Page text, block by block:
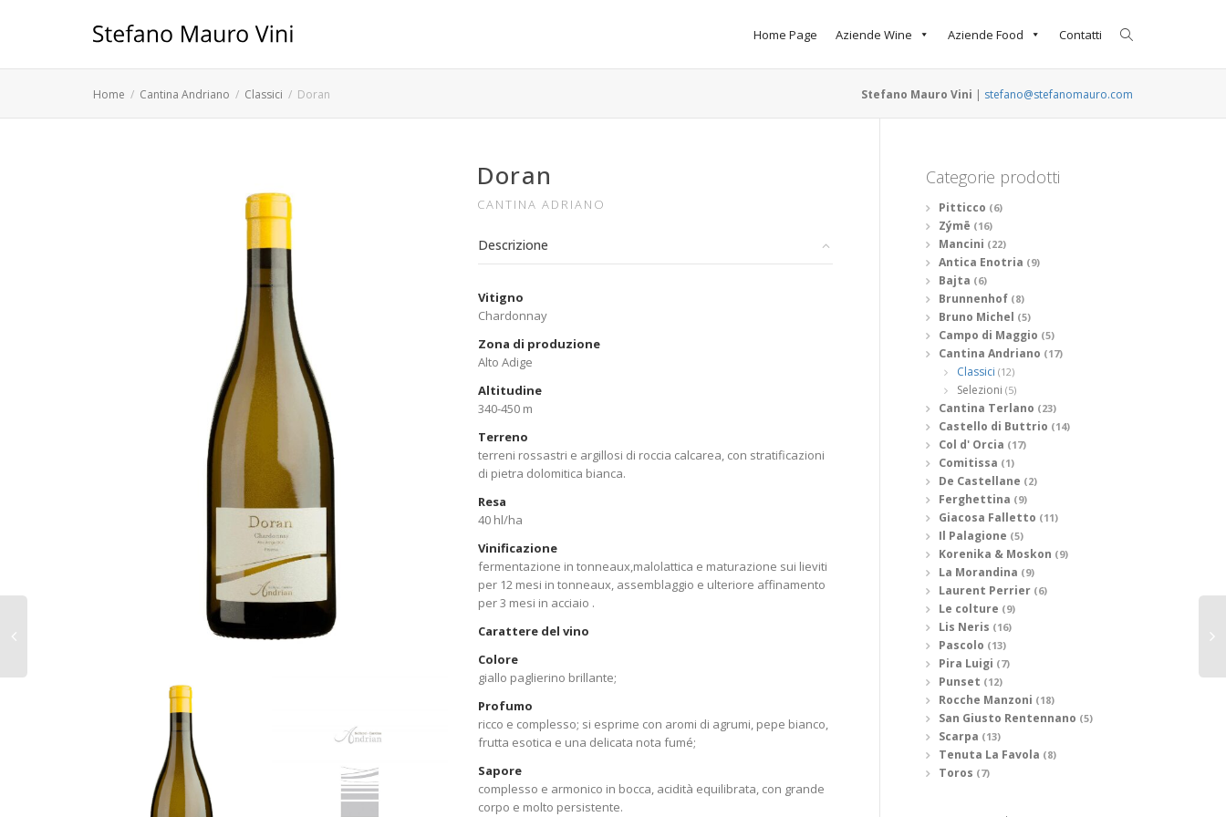
Home Page Aziende Wine Aziende Food Contatti
Home Cantina Andriano Classici Doran Stefano Mauro Vini | stefano@stefanomauro.com
Doran
CANTINA ADRIANO
Descrizione
Vitigno
Chardonnay
Zona di produzione
Alto Adige
Altitudine
340-450 m
Terreno
terreni rossastri e argillosi di roccia calcarea, con stratificazioni
di pietra dolomitica bianca.
Resa
40 hl/ha
Vinificazione
fermentazione in tonneaux,malolattica e maturazione sui lieviti
per 12 mesi in tonneaux, assemblaggio e ulteriore affinamento
per 3 mesi in acciaio .
Carattere del vino
Colore
giallo paglierino brillante;
Profumo
ricco e complesso; si esprime con aromi di agrumi, pepe bianco,
frutta esotica e una delicata nota fumé;
Sapore
complesso e armonico in bocca, acidità equilibrata, con grande
corpo e molto persistente.
Categorie prodotti
Pitticco (6)
Zýmē (16)
Mancini (22)
Antica Enotria (9)
Bajta (6)
Brunnenhof (8)
Bruno Michel (5)
Campo di Maggio (5)
Cantina Andriano (17)
Classici (12)
Selezioni (5)
Cantina Terlano (23)
Castello di Buttrio (14)
Col d' Orcia (17)
Comitissa (1)
De Castellane (2)
Ferghettina (9)
Giacosa Falletto (11)
Il Palagione (5)
Korenika & Moskon (9)
La Morandina (9)
Laurent Perrier (6)
Le colture (9)
Lis Neris (16)
Pascolo (13)
Pira Luigi (7)
Punset (12)
Rocche Manzoni (18)
San Giusto Rentennano (5)
Scarpa (13)
Tenuta La Favola (8)
Toros (7)